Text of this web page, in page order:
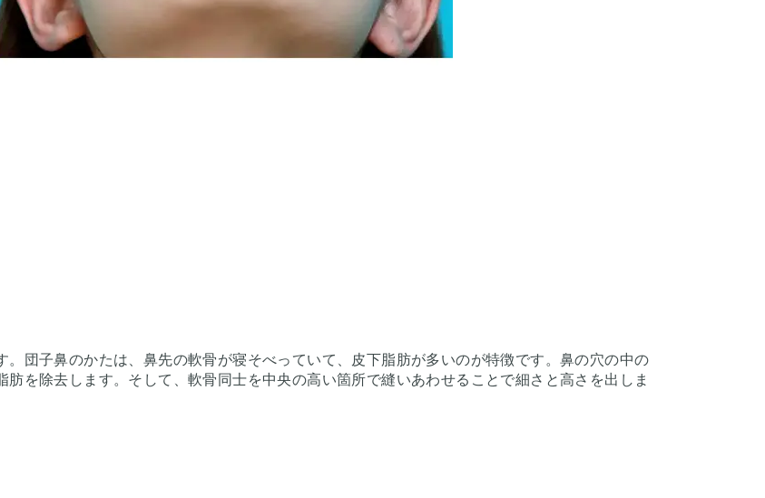
団子鼻のかたは、鼻先の軟骨が寝そべっていて、皮下脂肪が多いのが特徴です。鼻の穴の中の
を除去します。そして、軟骨同士を中央の高い箇所で縫いあわせることで細さと高さを出しま